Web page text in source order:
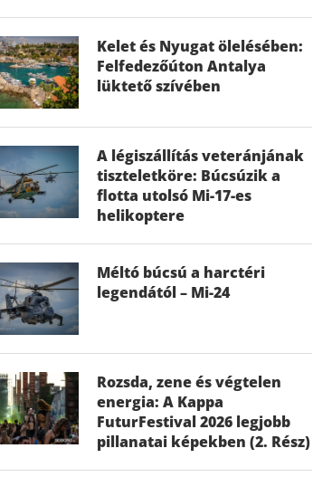
Kelet és Nyugat ölelésében:
Felfedezőúton Antalya
lüktető szívében
A légiszállítás veteránjának
tiszteletköre: Búcsúzik a
flotta utolsó Mi-17-es
helikoptere
Méltó búcsú a harctéri
legendától – Mi-24
Rozsda, zene és végtelen
energia: A Kappa
FuturFestival 2026 legjobb
pillanatai képekben (2. Rész)